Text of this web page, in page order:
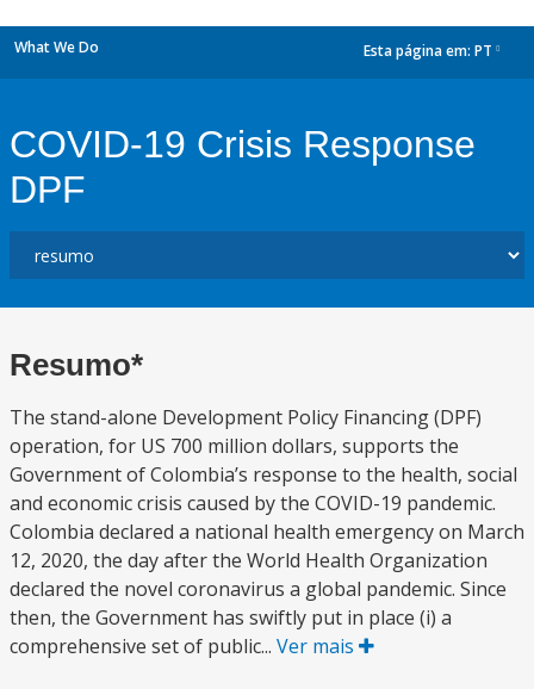
What We Do Esta página em: PT
COVID-19 Crisis Response
DPF
Resumo*
The stand-alone Development Policy Financing (DPF)
operation, for US 700 million dollars, supports the
Government of Colombia’s response to the health, social
and economic crisis caused by the COVID-19 pandemic.
Colombia declared a national health emergency on March
12, 2020, the day after the World Health Organization
declared the novel coronavirus a global pandemic. Since
then, the Government has swiftly put in place (i) a
comprehensive set of public... Ver mais